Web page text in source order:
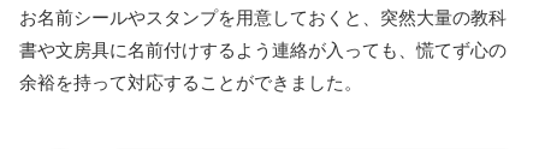
お名前シールやスタンプを用意しておくと、突然大量の教科
書や文房具に名前付けするよう連絡が入っても、慌てず心の
余裕を持って対応することができました。